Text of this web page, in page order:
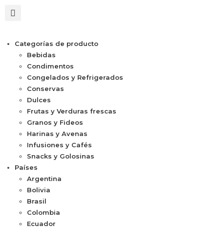
Categorías de producto
Bebidas
Condimentos
Congelados y Refrigerados
Conservas
Dulces
Frutas y Verduras frescas
Granos y Fideos
Harinas y Avenas
Infusiones y Cafés
Snacks y Golosinas
Países
Argentina
Bolivia
Brasil
Colombia
Ecuador